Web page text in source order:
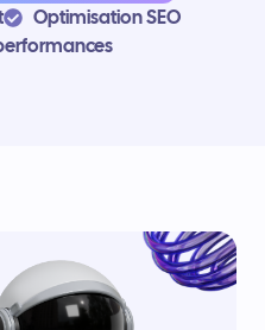
Optimisation SEO